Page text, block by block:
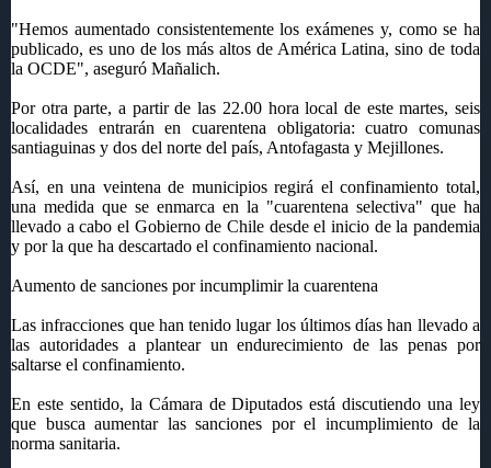
"Hemos aumentado consistentemente los exámenes y, como se ha
publicado, es uno de los más altos de América Latina, sino de toda
la OCDE", aseguró Mañalich.
Por otra parte, a partir de las 22.00 hora local de este martes, seis
localidades entrarán en cuarentena obligatoria: cuatro comunas
santiaguinas y dos del norte del país, Antofagasta y Mejillones.
Así, en una veintena de municipios regirá el confinamiento total,
una medida que se enmarca en la "cuarentena selectiva" que ha
llevado a cabo el Gobierno de Chile desde el inicio de la pandemia
y por la que ha descartado el confinamiento nacional.
Aumento de sanciones por incumplimir la cuarentena
Las infracciones que han tenido lugar los últimos días han llevado a
las autoridades a plantear un endurecimiento de las penas por
saltarse el confinamiento.
En este sentido, la Cámara de Diputados está discutiendo una ley
que busca aumentar las sanciones por el incumplimiento de la
norma sanitaria.